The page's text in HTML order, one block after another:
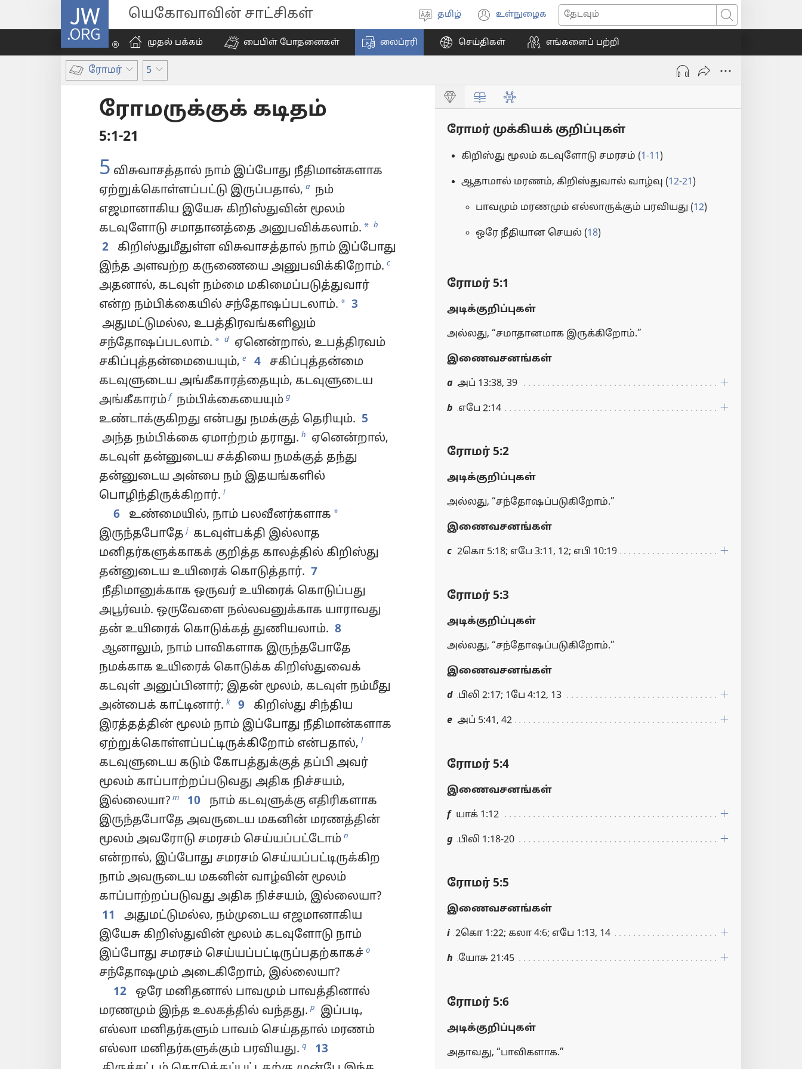
JW.ORG யெகோவாவின் சாட்சிகள்
மொழியை
தேர்ந்தெடுங்கள்
தமிழ் உள்நுழைக
(opens
window)
தேடவும்
முதல் பக்கம் பைபிள் போதனைகள் லைப்ரரி செய்திகள் எங்களைப் பற்றி
ரோமர் 5
ரோமருக்குக் கடிதம்
5:1-21
5 விசுவாசத்தால் நாம் இப்போது நீதிமான்களாக
ஏற்றுக்கொள்ளப்பட்டு இருப்பதால், a நம்
எஜமானாகிய இயேசு கிறிஸ்துவின் மூலம்
கடவுளோடு சமாதானத்தை அனுபவிக்கலாம். * b
2
கிறிஸ்துமீதுள்ள விசுவாசத்தால் நாம் இப்போது
இந்த அளவற்ற கருணையை அனுபவிக்கிறோம். c
அதனால், கடவுள் நம்மை மகிமைப்படுத்துவார்
என்ற நம்பிக்கையில் சந்தோஷப்படலாம். * 3
அதுமட்டுமல்ல, உபத்திரவங்களிலும்
சந்தோஷப்படலாம். * d ஏனென்றால், உபத்திரவம்
சகிப்புத்தன்மையையும், e 4
சகிப்புத்தன்மை
கடவுளுடைய அங்கீகாரத்தையும், கடவுளுடைய
அங்கீகாரம் f நம்பிக்கையையும் g
உண்டாக்குகிறது என்பது நமக்குத் தெரியும். 5
அந்த நம்பிக்கை ஏமாற்றம் தராது. h
ஏனென்றால்,
கடவுள் தன்னுடைய சக்தியை நமக்குத் தந்து
தன்னுடைய அன்பை நம் இதயங்களில்
பொழிந்திருக்கிறார். i
6 உண்மையில், நாம் பலவீனர்களாக *
இருந்தபோதே j கடவுள்பக்தி இல்லாத
மனிதர்களுக்காகக் குறித்த காலத்தில் கிறிஸ்து
தன்னுடைய உயிரைக் கொடுத்தார். 7
நீதிமானுக்காக ஒருவர் உயிரைக் கொடுப்பது
அபூர்வம். ஒருவேளை நல்லவனுக்காக யாராவது
தன் உயிரைக் கொடுக்கத் துணியலாம். 8
ஆனாலும், நாம் பாவிகளாக இருந்தபோதே
நமக்காக உயிரைக் கொடுக்க கிறிஸ்துவைக்
கடவுள் அனுப்பினார்; இதன் மூலம், கடவுள் நம்மீது
அன்பைக் காட்டினார். k 9
கிறிஸ்து சிந்திய
இரத்தத்தின் மூலம் நாம் இப்போது நீதிமான்களாக
ஏற்றுக்கொள்ளப்பட்டிருக்கிறோம் என்பதால், l
கடவுளுடைய கடும் கோபத்துக்குத் தப்பி அவர்
மூலம் காப்பாற்றப்படுவது அதிக நிச்சயம்,
இல்லையா? m 10
நாம் கடவுளுக்கு எதிரிகளாக
இருந்தபோதே அவருடைய மகனின் மரணத்தின்
மூலம் அவரோடு சமரசம் செய்யப்பட்டோம் n
என்றால், இப்போது சமரசம் செய்யப்பட்டிருக்கிற
நாம் அவருடைய மகனின் வாழ்வின் மூலம்
காப்பாற்றப்படுவது அதிக நிச்சயம், இல்லையா?
11
அதுமட்டுமல்ல, நம்முடைய எஜமானாகிய
இயேசு கிறிஸ்துவின் மூலம் கடவுளோடு நாம்
இப்போது சமரசம் செய்யப்பட்டிருப்பதற்காகச் o
சந்தோஷமும் அடைகிறோம், இல்லையா?
12
ஒரே மனிதனால் பாவமும் பாவத்தினால்
மரணமும் இந்த உலகத்தில் வந்தது. p
இப்படி,
எல்லா மனிதர்களும் பாவம் செய்ததால் மரணம்
எல்லா மனிதர்களுக்கும் பரவியது. q
13
ரோமர் முக்கியக் குறிப்புகள்
கிறிஸ்து மூலம் கடவுளோடு சமரசம் (1-11 )
ஆதாமால் மரணம், கிறிஸ்துவால் வாழ்வு (12-21 )
பாவமும் மரணமும் எல்லாருக்கும் பரவியது (12)
ஒரே நீதியான செயல் (18)
ரோமர் 5:1
அடிக்குறிப்புகள்
அல்லது, “சமாதானமாக இருக்கிறோம்.”
இணைவசனங்கள்
a அப் 13:38, 39
b எபே 2:14
ரோமர் 5:2
அடிக்குறிப்புகள்
அல்லது, “சந்தோஷப்படுகிறோம்.”
இணைவசனங்கள்
c 2கொ 5:18; எபே 3:11, 12; எபி 10:19
ரோமர் 5:3
அடிக்குறிப்புகள்
அல்லது, “சந்தோஷப்படுகிறோம்.”
இணைவசனங்கள்
d பிலி 2:17; 1பே 4:12, 13
e அப் 5:41, 42
ரோமர் 5:4
இணைவசனங்கள்
f யாக் 1:12
g பிலி 1:18-20
ரோமர் 5:5
இணைவசனங்கள்
i 2கொ 1:22; கலா 4:6; எபே 1:13, 14
h யோசு 21:45
ரோமர் 5:6
அடிக்குறிப்புகள்
அதாவது, “பாவிகளாக.”